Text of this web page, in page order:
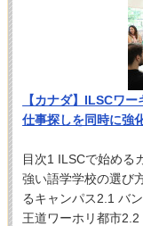
【カナダ】ILSCワ
仕事探しを同時に強
目次1 ILSCで始める
強い語学学校の選び
るキャンパス2.1 バ
王道ワーホリ都市2.2